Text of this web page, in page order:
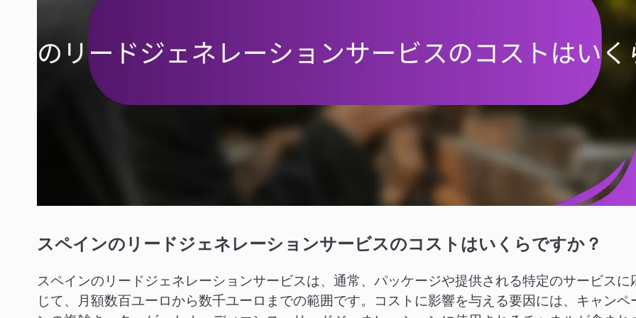
スペインのリードジェネレーションサービスのコストはいくらですか？
スペインのリードジェネレーションサービスは、通常、パッケージや提供される特定のサービスに
じて、月額数百ユーロから数千ユーロまでの範囲です。コストに影響を与える要因には、キャンペ